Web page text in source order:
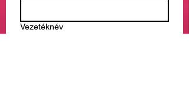
Vezetéknév